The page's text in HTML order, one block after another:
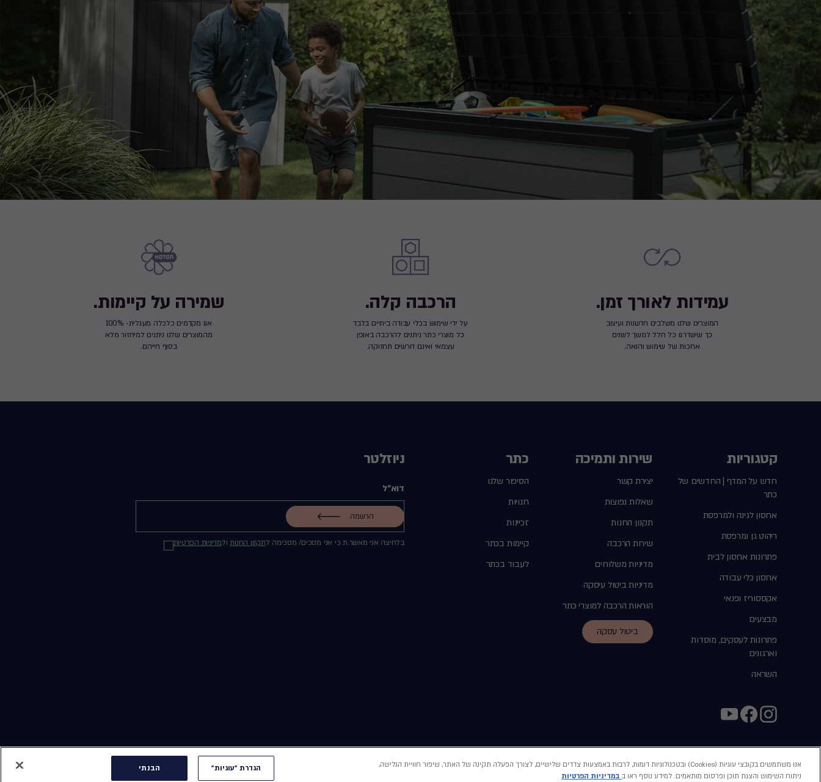
עמידות לאורך זמן.
המוצרים שלנו משלבים חדשנות ועיצוב
כך שישדרגו כל חלל למשך לשנים
ארוכות של שימוש והנאה.
הרכבה קלה.
על ידי שימוש בכלי עבודה ביתיים בלבד
כל מוצרי כתר ניתנים להרכבה באופן
עצמאי ואינם דורשים תחזוקה.
שמירה על קיימות.
אנו מקדמים כלכלה מעגלית- 100%
מהמוצרים שלנו ניתנים למיחזור מלא
בסוף חייהם.
קטגוריות
חדש על המדף | החדשים של
כתר
אחסון לגינה ולמרפסת
ריהוט גן ומרפסת
פתרונות אחסון לבית
אחסון כלי עבודה
אקססוריז ופנאי
מבצעים
פתרונות לעסקים, מוסדות
וארגונים
השראה
שירות ותמיכה
יצירת קשר
שאלות נפוצות
תקנון החנות
שירות הרכבה
מדיניות משלוחים
מדיניות ביטול עיסקה
הוראות הרכבה למוצרי כתר
ביטול עסקה
כתר
הסיפור שלנו
חנויות
זכיינות
קיימות בכתר
לעבוד בכתר
ניוזלטר
דוא"ל
בלחיצה אני מאשר.ת כי אני מסכים/ מסכימה לתקנון החנותולמדיניות הפרטיות
הרשמה
label.paymentאנו משתמשים בקובצי עוגיות (Cookies) ובטכנולוגיות דומות, לרבות באמצעות צדדים שלישיים, לצורך הפעלה תקינה של האתר, שיפור חוויית הגלישה,
ניתוח השימוש והצגת תוכן ופרסום מותאמים. למידע נוסף ראו ב במדיניות הפרטיות
הגדרת "עוגיות" הבנתי